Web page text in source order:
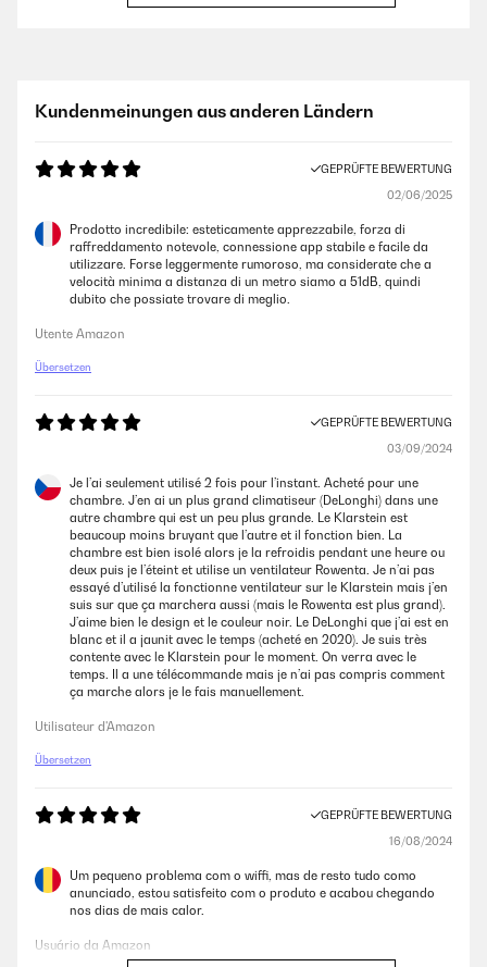
Der Klarstein ICE-Wind 4-in-1 Luftkühler wurde schnell geliefert. Ich
habe diesen Artikel schon für den Sommer gekauft, aber man kann ihn
Klarstein Luftkühler ist leise und hält was er verspricht. Das Gerät ist
durch einen Griff am oberen Teil und Bodenrollen einfach und praktisch
Verarbeitung ist sehr hochwertig. Durch seine schmale Form ist der
Ventilator sehr platzsparend und sieht auch noch gut aus. Er ist
einfach in der Handhabung und mit dem Timer kann man das Gerät
entsprechend lange laufen lassen. Ich kann das Gerät wärmstens
empfehlen.
Amazon-Benutzer
15/02/2021
Definitiv ein guter Luftreiniger! Die unangenehme Heizungsluft wird
die Größe.
Amazon-Benutzer
Kundenmeinungen aus anderen Ländern
GEPRÜFTE BEWERTUNG
02/06/2025
Prodotto incredibile: esteticamente apprezzabile, forza di
raffreddamento notevole, connessione app stabile e facile da
utilizzare. Forse leggermente rumoroso, ma considerate che a
velocità minima a distanza di un metro siamo a 51dB, quindi
dubito che possiate trovare di meglio.
Utente Amazon
Übersetzen
GEPRÜFTE BEWERTUNG
03/09/2024
Je l’ai seulement utilisé 2 fois pour l’instant. Acheté pour une
chambre. J’en ai un plus grand climatiseur (DeLonghi) dans une
autre chambre qui est un peu plus grande. Le Klarstein est
beaucoup moins bruyant que l’autre et il fonction bien. La
chambre est bien isolé alors je la refroidis pendant une heure ou
deux puis je l’éteint et utilise un ventilateur Rowenta. Je n’ai pas
essayé d’utilisé la fonctionne ventilateur sur le Klarstein mais j’en
suis sur que ça marchera aussi (mais le Rowenta est plus grand).
J’aime bien le design et le couleur noir. Le DeLonghi que j’ai est en
blanc et il a jaunit avec le temps (acheté en 2020). Je suis très
contente avec le Klarstein pour le moment. On verra avec le
temps. Il a une télécommande mais je n’ai pas compris comment
ça marche alors je le fais manuellement.
Utilisateur d'Amazon
Übersetzen
GEPRÜFTE BEWERTUNG
16/08/2024
Um pequeno problema com o wiffi, mas de resto tudo como
anunciado, estou satisfeito com o produto e acabou chegando
nos dias de mais calor.
Usuário da Amazon